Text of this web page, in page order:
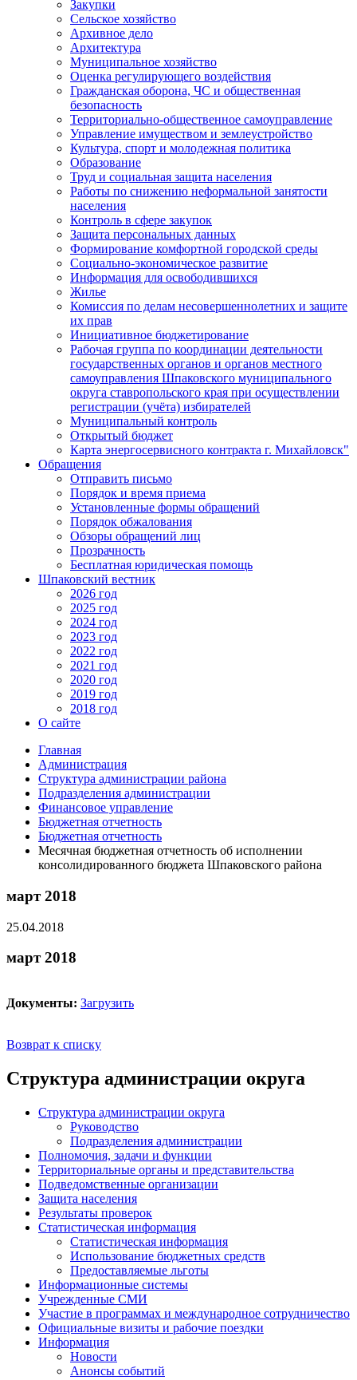
Закупки
Сельское хозяйство
Архивное дело
Архитектура
Муниципальное хозяйство
Оценка регулирующего воздействия
Гражданская оборона, ЧС и общественная
безопасность
Территориально-общественное самоуправление
Управление имуществом и землеустройство
Культура, спорт и молодежная политика
Образование
Труд и социальная защита населения
Работы по снижению неформальной занятости
населения
Контроль в сфере закупок
Защита персональных данных
Формирование комфортной городской среды
Социально-экономическое развитие
Информация для освободившихся
Жилье
Комиссия по делам несовершеннолетних и защите
их прав
Инициативное бюджетирование
Рабочая группа по координации деятельности
государственных органов и органов местного
самоуправления Шпаковского муниципального
округа ставропольского края при осуществлении
регистрации (учёта) избирателей
Муниципальный контроль
Открытый бюджет
Карта энергосервисного контракта г. Михайловск"
Обращения
Отправить письмо
Порядок и время приема
Установленные формы обращений
Порядок обжалования
Обзоры обращений лиц
Прозрачность
Бесплатная юридическая помощь
Шпаковский вестник
2026 год
2025 год
2024 год
2023 год
2022 год
2021 год
2020 год
2019 год
2018 год
О сайте
Главная
Администрация
Структура администрации района
Подразделения администрации
Финансовое управление
Бюджетная отчетность
Бюджетная отчетность
Месячная бюджетная отчетность об исполнении
консолидированного бюджета Шпаковского района
март 2018
25.04.2018
март 2018
Документы: Загрузить
Возврат к списку
Структура администрации округа
Структура администрации округа
Руководство
Подразделения администрации
Полномочия, задачи и функции
Территориальные органы и представительства
Подведомственные организации
Защита населения
Результаты проверок
Статистическая информация
Статистическая информация
Использование бюджетных средств
Предоставляемые льготы
Информационные системы
Учрежденные СМИ
Участие в программах и международное сотрудничество
Официальные визиты и рабочие поездки
Информация
Новости
Анонсы событий